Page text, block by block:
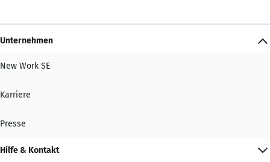
Unternehmen
New Work SE
Karriere
Presse
Hilfe & Kontakt